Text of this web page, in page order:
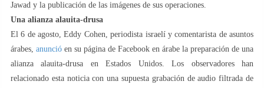
Jawad y la publicación de las imágenes de sus operaciones.
Una alianza alauita-drusa
El 6 de agosto, Eddy Cohen, periodista israelí y comentarista de asuntos
árabes, anunció en su página de Facebook en árabe la preparación de una
alianza alauita-drusa en Estados Unidos. Los observadores han
relacionado esta noticia con una supuesta grabación de audio filtrada de